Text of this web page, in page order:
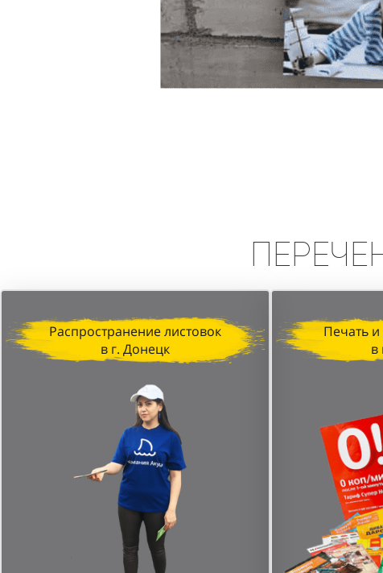
Распространение листовок
в г. Донецк
Печать и
в